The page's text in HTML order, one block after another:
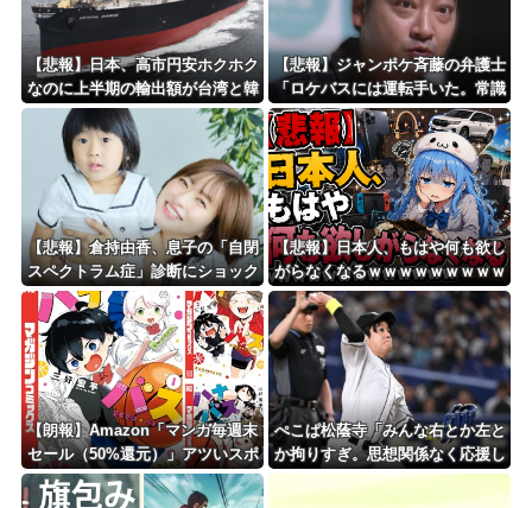
【悲報】日本、高市円安ホクホク
なのに上半期の輸出額が台湾と韓
国に抜かれる・・・
【悲報】ジャンポケ斉藤の弁護士
「ロケバスには運転手いた。常識
的に考えてフ●ラさせるわけない
でしょ」
【悲報】倉持由香、息子の「自閉
スペクトラム症」診断にショック
で涙… 見逃していた乳幼児期の
サインとは？
【悲報】日本人、もはや何も欲し
がらなくなるｗｗｗｗｗｗｗｗｗ
ｗｗｗｗｗｗｗｗｗｗｗｗｗｗｗ
【朗報】Amazon「マンガ毎週末
セール（50%還元）」アツいスポ
ーツマンガ祭り最終日到来！！！
ぺこぱ松蔭寺「みんな右とか左と
か拘りすぎ。思想関係なく応援し
ようよ」